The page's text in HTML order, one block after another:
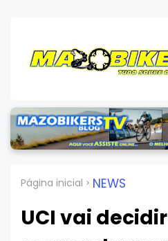
Página inicial NEWS
UCI vai